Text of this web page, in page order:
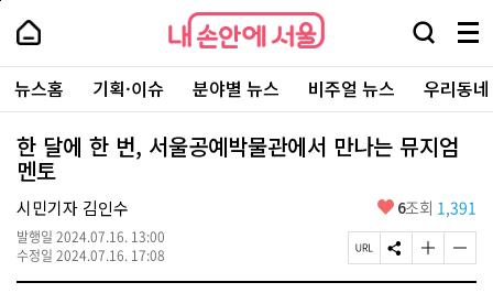
본
로
가
내
손
안
에
서
울
-
서
울
시
대
표
소
통
포
내
손
에
울
검
창
열
기
메
뉴
전
체
보
주
요
서
뉴스홈 기획·이슈 분야별 뉴스 비주얼 뉴스 우리동
한 달에 한 번, 서울공예박물관에서 만나는 뮤지엄
멘토
시민기자 김인수
발행일 2024.07.16. 13:00
수정일 2024.07.16. 17:08
좋
요
6조회 1,391
페
이
S
N
글
자
글
자
페
상
단
로